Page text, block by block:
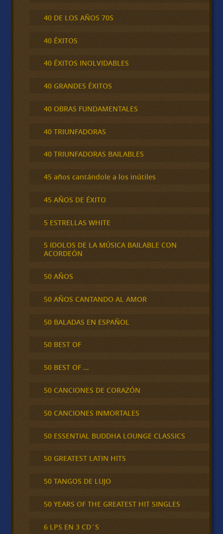
40 DE LOS AÑOS 70S
40 ÉXITOS
40 ÉXITOS INOLVIDABLES
40 GRANDES ÉXITOS
40 OBRAS FUNDAMENTALES
40 TRIUNFADORAS
40 TRIUNFADORAS BAILABLES
45 años cantándole a los inútiles
45 AÑOS DE ÉXITO
5 ESTRELLAS WHITE
5 IDOLOS DE LA MÚSICA BAILABLE CON
ACORDEÓN
50 AÑOS
50 AÑOS CANTANDO AL AMOR
50 BALADAS EN ESPAÑOL
50 BEST OF
50 BEST OF …
50 CANCIONES DE CORAZÓN
50 CANCIONES INMORTALES
50 ESSENTIAL BUDDHA LOUNGE CLASSICS
50 GREATEST LATIN HITS
50 TANGOS DE LUJO
50 YEARS OF THE GREATEST HIT SINGLES
6 LPS EN 3 CD´S